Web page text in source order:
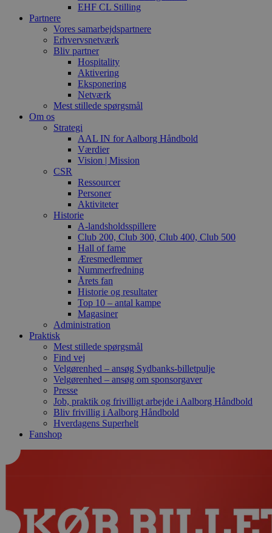
EHF CL Stilling
Partnere
Vores samarbejdspartnere
Erhvervsnetværk
Bliv partner
Hospitality
Aktivering
Eksponering
Netværk
Mest stillede spørgsmål
Om os
Strategi
AAL IN for Aalborg Håndbold
Værdier
Vision | Mission
CSR
Ressourcer
Personer
Aktiviteter
Historie
A-landsholdsspillere
Club 200, Club 300, Club 400, Club 500
Hall of fame
Æresmedlemmer
Nummerfredning
Årets fan
Historie og resultater
Top 10 – antal kampe
Magasiner
Administration
Praktisk
Mest stillede spørgsmål
Find vej
Velgørenhed – ansøg Sydbanks-billetpulje
Velgørenhed – ansøg om sponsorgaver
Presse
Job, praktik og frivilligt arbejde i Aalborg Håndbold
Bliv frivillig i Aalborg Håndbold
Hverdagens Superhelt
Fanshop